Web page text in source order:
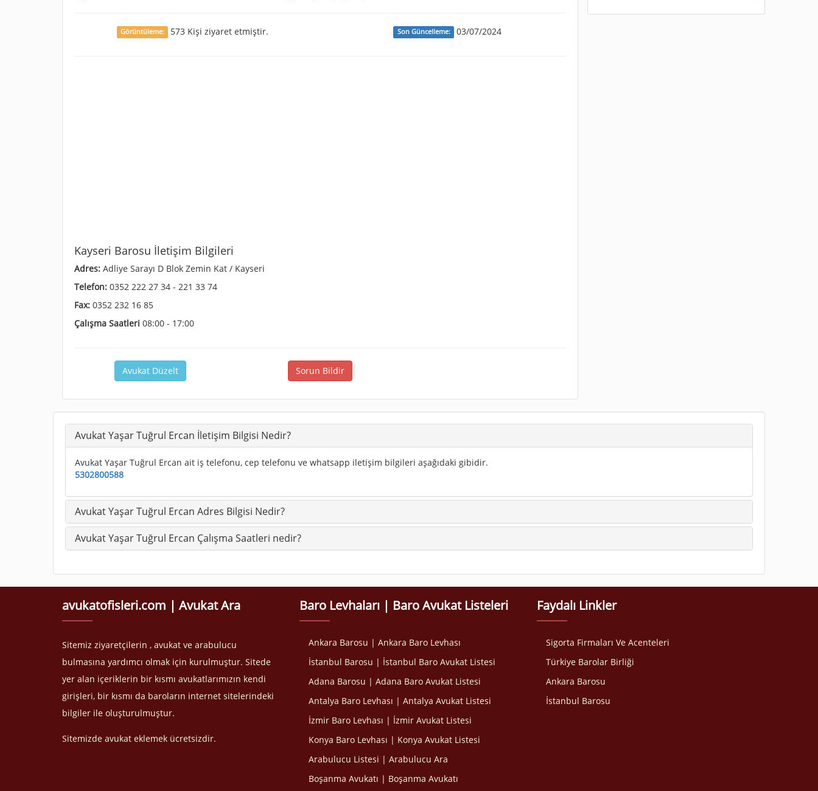
Görüntüleme: 573 Kişi ziyaret etmiştir. Son Güncelleme: 03/07/2024
Kayseri Barosu İletişim Bilgileri
Adres: Adliye Sarayı D Blok Zemin Kat / Kayseri
Telefon: 0352 222 27 34 - 221 33 74
Fax: 0352 232 16 85
Çalışma Saatleri 08:00 - 17:00
Avukat Düzelt Sorun Bildir
Avukat Yaşar Tuğrul Ercan İletişim Bilgisi Nedir?
Avukat Yaşar Tuğrul Ercan ait iş telefonu, cep telefonu ve whatsapp iletişim bilgileri aşağıdaki gibidir.
5302800588
Avukat Yaşar Tuğrul Ercan Adres Bilgisi Nedir?
Avukat Yaşar Tuğrul Ercan Çalışma Saatleri nedir?
avukatofisleri.com | Avukat Ara
Sitemiz ziyaretçilerin , avukat ve arabulucu
bulmasına yardımcı olmak için kurulmuştur. Sitede
yer alan içeriklerin bir kısmı avukatlarımızın kendi
girişleri, bir kısmı da baroların internet sitelerindeki
bilgiler ile oluşturulmuştur.
Sitemizde avukat eklemek ücretsizdir.
Baro Levhaları | Baro Avukat Listeleri
Ankara Barosu | Ankara Baro Levhası
İstanbul Barosu | İstanbul Baro Avukat Listesi
Adana Barosu | Adana Baro Avukat Listesi
Antalya Baro Levhası | Antalya Avukat Listesi
İzmir Baro Levhası | İzmir Avukat Listesi
Konya Baro Levhası | Konya Avukat Listesi
Arabulucu Listesi | Arabulucu Ara
Boşanma Avukatı | Boşanma Avukatı
Faydalı Linkler
Sigorta Firmaları Ve Acenteleri
Türkiye Barolar Birliği
Ankara Barosu
İstanbul Barosu